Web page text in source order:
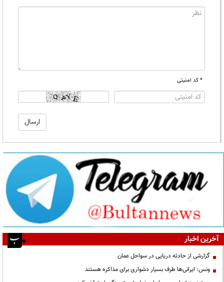
* کد امنیتی
آخرین اخبار
گزارشی از حادثه دریایی در سواحل عمان
ونس: ایرانی‌ها طرف بسیار دشواری برای مذاکره هستند